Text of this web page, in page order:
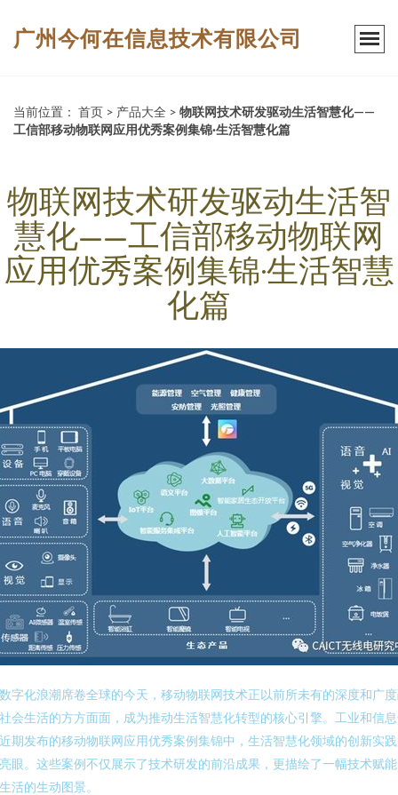
广州今何在信息技术有限公司
当前位置： 首页 > 产品大全 > 物联网技术研发驱动生活智慧化——
工信部移动物联网应用优秀案例集锦·生活智慧化篇
物联网技术研发驱动生活智
慧化——工信部移动物联网
应用优秀案例集锦·生活智慧
化篇
字化浪潮席卷全球的今天，移动物联网技术正以前所未有的深度和广
会生活的方方面面，成为推动生活智慧化转型的核心引擎。工业和信
期发布的移动物联网应用优秀案例集锦中，生活智慧化领域的创新实
眼。这些案例不仅展示了技术研发的前沿成果，更描绘了一幅技术赋
活的生动图景。